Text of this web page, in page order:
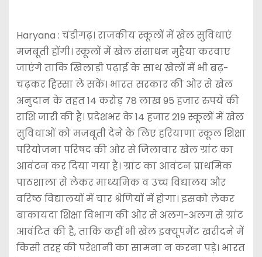
Haryana : चंडीगढ़। राजकीय स्कूलों में खेल सुविधाएं
मजबूती होंगी। स्कूलों में खेल संसाधन मुहैया करवाए
जाएंगे ताकि खिलाड़ी पढ़ाई के साथ खेलों में भी बढ़-
चढ़कर हिस्सा ले सकें। भारत सरकार की ओर से खेल
अनुदान के तहत 14 करोड़ 78 लाख 95 हजार रुपये की
राशि जारी की है। प्रदेशभर के 14 हजार 219 स्कूलों में खेल
सुविधाओं को मजबूती देने के लिए हरियाणा स्कूल शिक्षा
परियोजना परिषद की ओर से जिलावार खेल ग्रांट का
आवंटन कर दिया गया है। ग्रांट का आवंटन प्राथमिक
पाठशाला से लेकर माध्यमिक व उच्च विद्यालय और
वरिष्ठ विद्यालयों में चार श्रेणियों में होगा। इसको लेकर
बाकायदा शिक्षा विभाग की ओर से अलग-अलग से ग्रांट
आवंटित की है, ताकि कहीं भी खेल इक्यूपमेंट खरीदने में
किसी तरह की परेशानी का सामना न करना पड़े। भारत